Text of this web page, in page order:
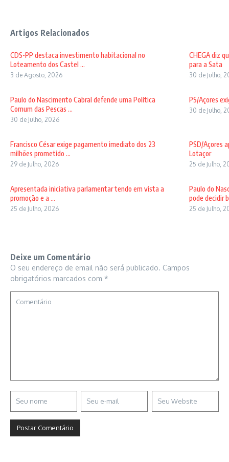
Artigos Relacionados
CDS-PP destaca investimento habitacional no
Loteamento dos Castel ...
3 de Agosto, 2026
CHEGA diz
para a Sata
30 de Julho,
Paulo do Nascimento Cabral defende uma Política
Comum das Pescas ...
30 de Julho, 2026
PS/Açores
30 de Julho,
Francisco César exige pagamento imediato dos 23
milhões prometido ...
29 de Julho, 2026
PSD/Açores
Lotaçor
25 de Julho,
Apresentada iniciativa parlamentar tendo em vista a
promoção e a ...
25 de Julho, 2026
Paulo do
pode decidir
25 de Julho,
Deixe um Comentário
O seu endereço de email não será publicado. Campos
obrigatórios marcados com *